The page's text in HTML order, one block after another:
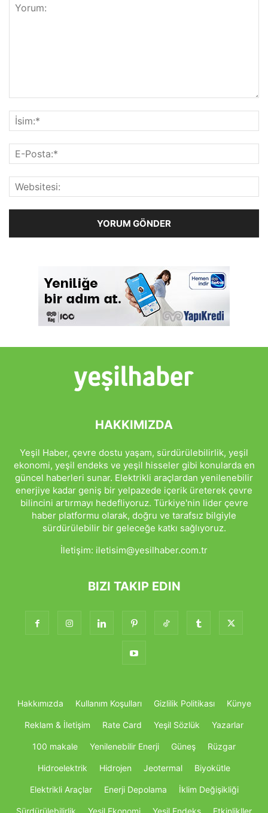
HAKKIMIZDA
Yeşil Haber, çevre dostu yaşam, sürdürülebilirlik, yeşil
ekonomi, yeşil endeks ve yeşil hisseler gibi konularda en
güncel haberleri sunar. Elektrikli araçlardan yenilenebilir
enerjiye kadar geniş bir yelpazede içerik üreterek çevre
bilincini artırmayı hedefliyoruz. Türkiye'nin lider çevre
haber platformu olarak, doğru ve tarafsız bilgiyle
sürdürülebilir bir geleceğe katkı sağlıyoruz.
İletişim: iletisim@yesilhaber.com.tr
BIZI TAKIP EDIN
Hakkımızda Kullanım Koşulları Gizlilik Politikası Künye
Reklam & İletişim Rate Card Yeşil Sözlük Yazarlar
100 makale Yenilenebilir Enerji Güneş Rüzgar
Hidroelektrik Hidrojen Jeotermal Biyokütle
Elektrikli Araçlar Enerji Depolama İklim Değişikliği